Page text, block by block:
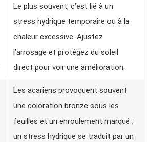
Le plus souvent, c’est lié à un
stress hydrique temporaire ou à la
chaleur excessive. Ajustez
l’arrosage et protégez du soleil
direct pour voir une amélioration.
Les acariens provoquent souvent
une coloration bronze sous les
feuilles et un enroulement marqué ;
un stress hydrique se traduit par un